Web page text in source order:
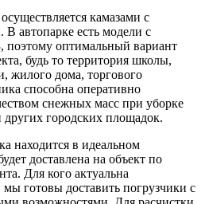
камазами с
автопарке есть модели с
поэтому оптимальный вариант
будь то территория школы,
жилого дома, торгового
способна оперативно
снежных масс при уборке
городских площадок.
находится в идеальном
доставлена на объект по
Для кого актуальна
мы готовы доставить погрузчики с